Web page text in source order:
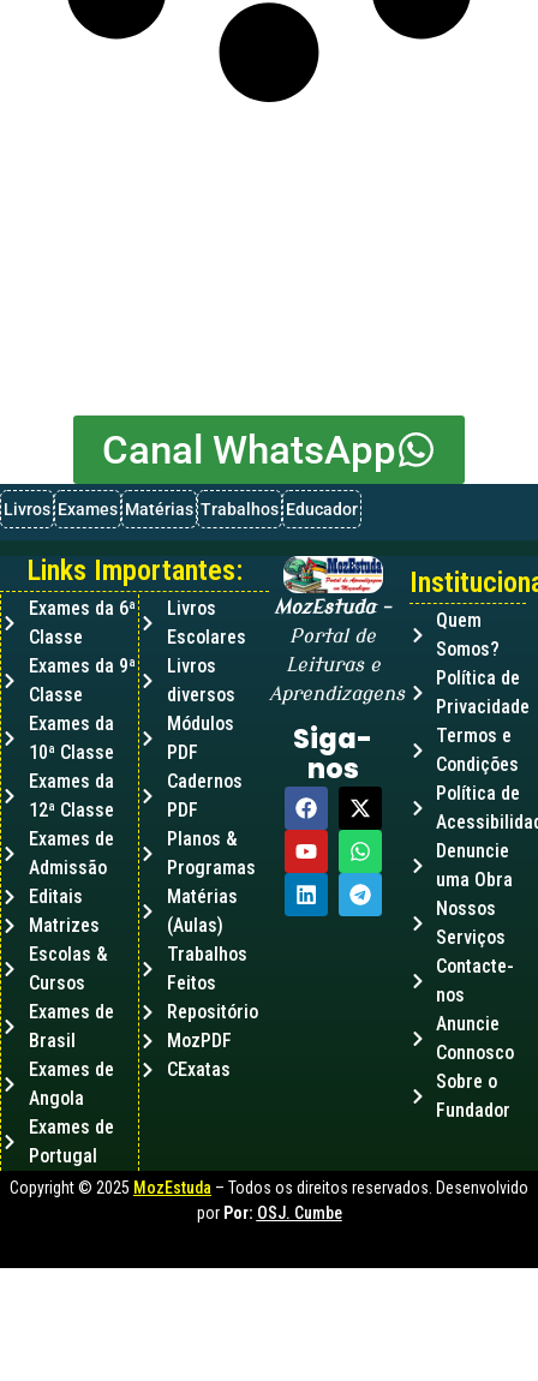
Canal WhatsApp
Livros Exames Matérias Trabalhos Educador
MozEstuda–
Portal de
Leituras e
Aprendizagens
Siga-
nos
Quem
Somos?
Política de
Privacidade
Termos e
Condições
Política de
Denuncie
uma Obra
Nossos
Serviços
Contacte-
nos
Anuncie
Connosco
Sobre o
Fundador
Links Importantes:
Exames da 6ª
Classe
Exames da 9ª
Classe
Exames da
10ª Classe
Exames da
12ª Classe
Exames de
Admissão
Editais
Matrizes
Escolas &
Cursos
Exames de
Brasil
Exames de
Angola
Exames de
Portugal
Livros
Escolares
Livros
diversos
Módulos
PDF
Cadernos
PDF
Planos &
Programas
Matérias
(Aulas)
Trabalhos
Feitos
Repositório
MozPDF
CExatas
Copyright © 2025 MozEstuda – Todos os direitos reservados. Desenvolvido
por Por: OSJ. Cumbe